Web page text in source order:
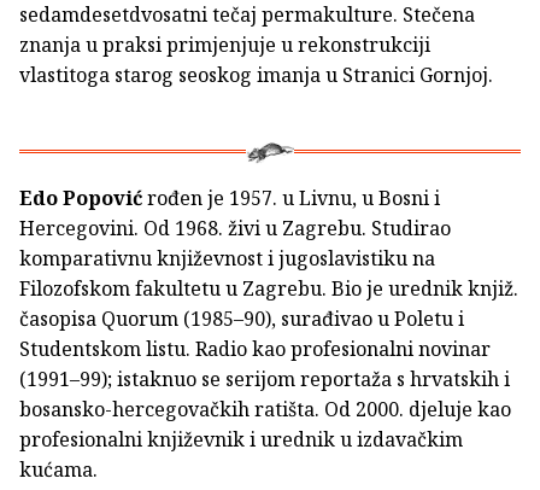
sedamdesetdvosatni tečaj permakulture. Stečena
znanja u praksi primjenjuje u rekonstrukciji
vlastitoga starog seoskog imanja u Stranici Gornjoj.
Edo Popovićrođen je 1957. u Livnu, u Bosni i
Hercegovini. Od 1968. živi u Zagrebu. Studirao
komparativnu književnost i jugoslavistiku na
Filozofskom fakultetu u Zagrebu. Bio je urednik knjiž.
časopisa Quorum (1985–90), surađivao u Poletu i
Studentskom listu. Radio kao profesionalni novinar
(1991–99); istaknuo se serijom reportaža s hrvatskih i
bosansko-hercegovačkih ratišta. Od 2000. djeluje kao
profesionalni književnik i urednik u izdavačkim
kućama.